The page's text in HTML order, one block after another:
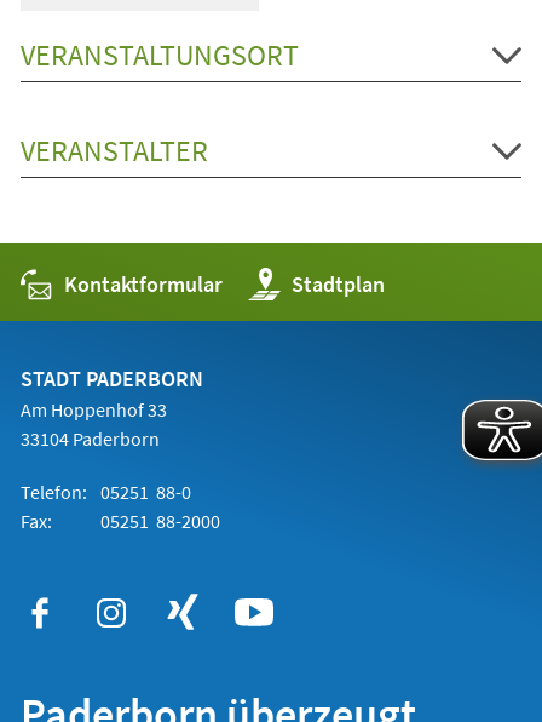
VERANSTALTUNGSORT
VERANSTALTER
Kontaktformular Stadtplan
(Öffnet
in
einem
STADT PADERBORN
Am Hoppenhof 33
33104 Paderborn
Telefon: 05251 88-0
Fax:
05251 88-2000